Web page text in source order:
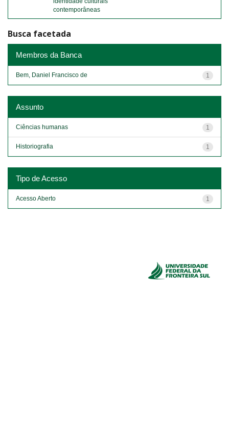
contemporâneas
Busca facetada
Membros da Banca
1
Bem, Daniel Francisco de
Assunto
1
Ciências humanas
1
Historiografia
Tipo de Acesso
1
Acesso Aberto